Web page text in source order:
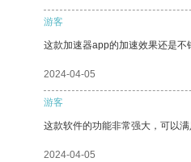
游客
这款加速器app的加速效果还是不
2024-04-05
游客
这款软件的功能非常强大，可以满
2024-04-05